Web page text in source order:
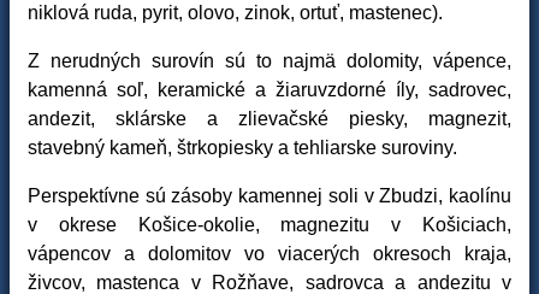
niklová ruda, pyrit, olovo, zinok, ortuť, mastenec).
Z nerudných surovín sú to najmä dolomity, vápence,
kamenná soľ, keramické a žiaruvzdorné íly, sadrovec,
andezit, sklárske a zlievačské piesky, magnezit,
stavebný kameň, štrkopiesky a tehliarske suroviny.
Perspektívne sú zásoby kamennej soli v Zbudzi, kaolínu
v okrese Košice-okolie, magnezitu v Košiciach,
vápencov a dolomitov vo viacerých okresoch kraja,
živcov, mastenca v Rožňave, sadrovca a andezitu v